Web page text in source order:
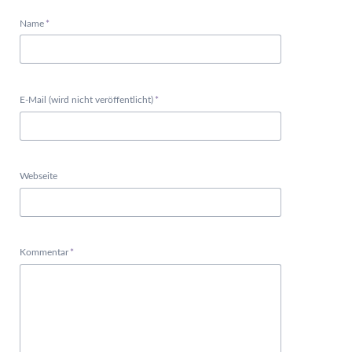
Pflichtfeld
Name *
Pflichtfeld
E-Mail (wird nicht veröffentlicht) *
Webseite
Pflichtfeld
Kommentar *